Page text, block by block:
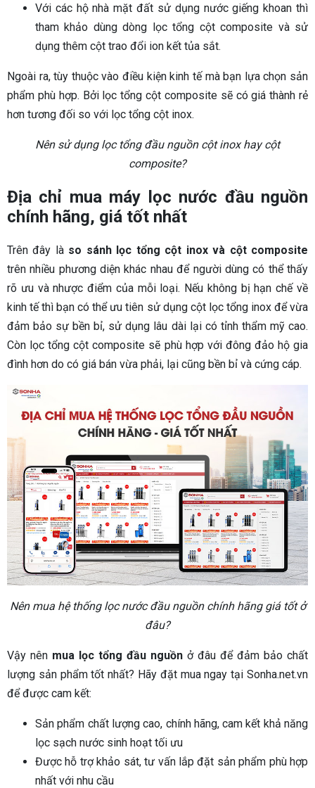
Với các hộ nhà mặt đất sử dụng nước giếng khoan thì
tham khảo dùng dòng lọc tổng cột composite và sử
dụng thêm cột trao đổi ion kết tủa sắt.
Ngoài ra, tùy thuộc vào điều kiện kinh tế mà bạn lựa chọn sản
phẩm phù hợp. Bởi lọc tổng cột composite sẽ có giá thành rẻ
hơn tương đối so với lọc tổng cột inox.
Nên sử dụng lọc tổng đầu nguồn cột inox hay cột
composite?
Địa chỉ mua máy lọc nước đầu nguồn
chính hãng, giá tốt nhất
Trên đây là so sánh lọc tổng cột inox và cột composite
trên nhiều phương diện khác nhau để người dùng có thể thấy
rõ ưu và nhược điểm của mỗi loại. Nếu không bị hạn chế về
kinh tế thì bạn có thể ưu tiên sử dụng cột lọc tổng inox để vừa
đảm bảo sự bền bỉ, sử dụng lâu dài lại có tỉnh thẩm mỹ cao.
Còn lọc tổng cột composite sẽ phù hợp với đông đảo hộ gia
đình hơn do có giá bán vừa phải, lại cũng bền bỉ và cứng cáp.
Nên mua hệ thống lọc nước đầu nguồn chính hãng giá tốt ở
đâu?
Vậy nên mua lọc tổng đầu nguồn ở đâu để đảm bảo chất
lượng sản phẩm tốt nhất? Hãy đặt mua ngay tại Sonha.net.vn
để được cam kết:
Sản phẩm chất lượng cao, chính hãng, cam kết khả năng
lọc sạch nước sinh hoạt tối ưu
Được hỗ trợ khảo sát, tư vấn lắp đặt sản phẩm phù hợp
nhất với nhu cầu